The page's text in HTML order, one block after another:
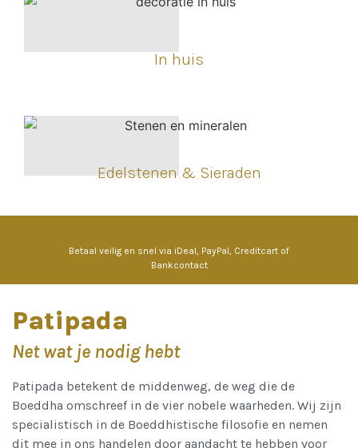
In huis
Edelstenen & Sieraden
Betaal veilig en snel via iDeal, PayPal, Creditcart of
Bankcontact
Patipada
Net wat je nodig hebt
Patipada betekent de middenweg, de weg die de
Boeddha omschreef in de vier nobele waarheden. Wij zijn
specialistisch in de Boeddhistische filosofie en nemen
dit mee in ons handelen door aandacht te hebben voor